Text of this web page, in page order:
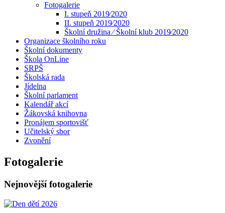
Fotogalerie
I. stupeň 2019⁄2020
II. stupeň 2019⁄2020
Školní družina ⁄ Školní klub 2019⁄2020
Organizace školního roku
Školní dokumenty
Škola OnLine
SRPŠ
Školská rada
Jídelna
Školní parlament
Kalendář akcí
Žákovská knihovna
Pronájem sportovišť
Učitelský sbor
Zvonění
Fotogalerie
Nejnovější fotogalerie